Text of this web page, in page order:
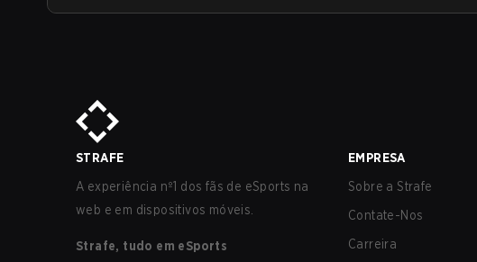
STRAFE
A experiência nº1 dos fãs de eSports na
web e em dispositivos móveis.
Strafe, tudo em eSports
EMPRESA
Sobre a Strafe
Contate-Nos
Carreira